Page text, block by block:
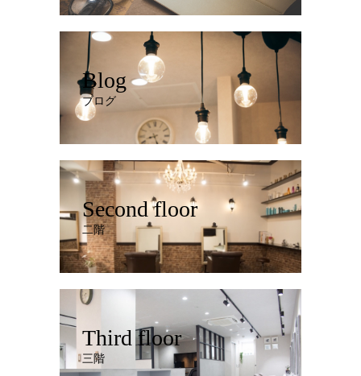
Blog
ブログ
Second floor
二階
Third floor
三階